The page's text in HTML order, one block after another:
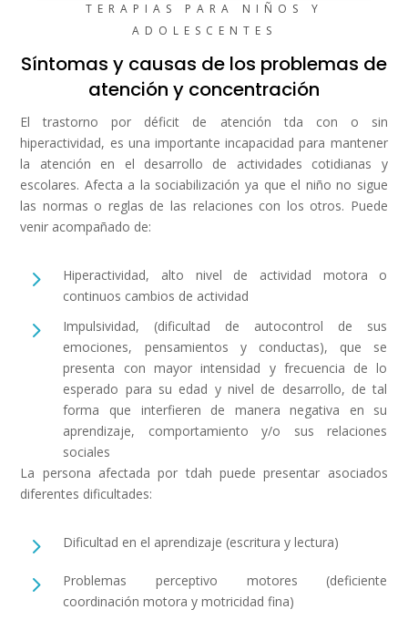
TERAPIAS PARA NIÑOS Y
ADOLESCENTES
Síntomas y causas de los problemas de
atención y concentración
El trastorno por déficit de atención tda con o sin
hiperactividad, es una importante incapacidad para mantener
la atención en el desarrollo de actividades cotidianas y
escolares. Afecta a la sociabilización ya que el niño no sigue
las normas o reglas de las relaciones con los otros. Puede
venir acompañado de:
5
Hiperactividad, alto nivel de actividad motora o
continuos cambios de actividad
5
Impulsividad, (dificultad de autocontrol de sus
emociones, pensamientos y conductas), que se
presenta con mayor intensidad y frecuencia de lo
esperado para su edad y nivel de desarrollo, de tal
forma que interfieren de manera negativa en su
aprendizaje, comportamiento y/o sus relaciones
sociales
La persona afectada por tdah puede presentar asociados
diferentes dificultades:
5 Dificultad en el aprendizaje (escritura y lectura)
5
Problemas perceptivo motores (deficiente
coordinación motora y motricidad fina)